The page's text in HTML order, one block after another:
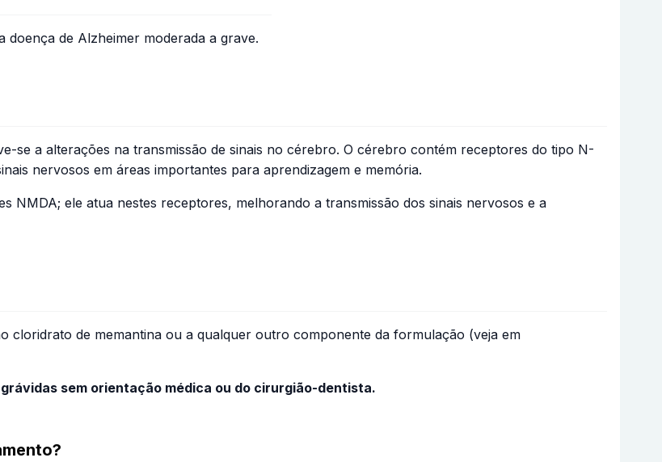
de Alzheimer moderada a grave.
se a alterações na transmissão de sinais no cérebro. O cérebro contém receptores do tipo N-
nervosos em áreas importantes para aprendizagem e memória.
NMDA; ele atua nestes receptores, melhorando a transmissão dos sinais nervosos e a
cloridrato de memantina ou a qualquer outro componente da formulação (veja em
sem orientação médica ou do cirurgião-dentista.